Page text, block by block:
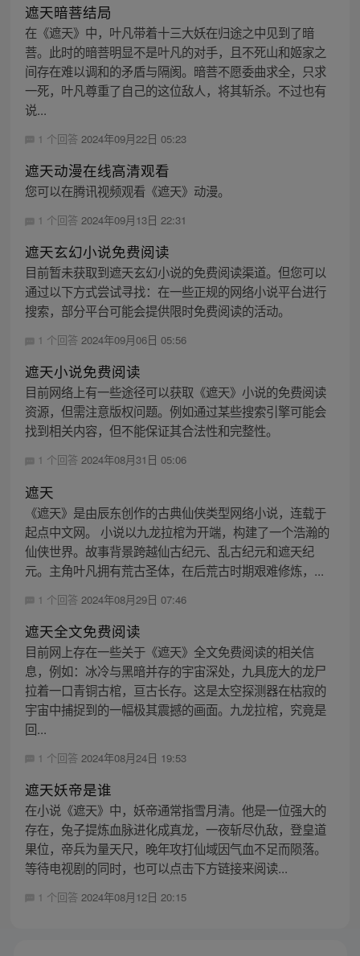
遮天暗菩结局
在《遮天》中，叶凡带着十三大妖在归途之中见到了暗
菩。此时的暗菩明显不是叶凡的对手，且不死山和姬家之
间存在难以调和的矛盾与隔阂。暗菩不愿委曲求全，只求
一死，叶凡尊重了自己的这位敌人，将其斩杀。不过也有
说...
1 个回答 2024年09月22日 05:23
遮天动漫在线高清观看
您可以在腾讯视频观看《遮天》动漫。
1 个回答 2024年09月13日 22:31
遮天玄幻小说免费阅读
目前暂未获取到遮天玄幻小说的免费阅读渠道。但您可以
通过以下方式尝试寻找：在一些正规的网络小说平台进行
搜索，部分平台可能会提供限时免费阅读的活动。
1 个回答 2024年09月06日 05:56
遮天小说免费阅读
目前网络上有一些途径可以获取《遮天》小说的免费阅读
资源，但需注意版权问题。例如通过某些搜索引擎可能会
找到相关内容，但不能保证其合法性和完整性。
1 个回答 2024年08月31日 05:06
遮天
《遮天》是由辰东创作的古典仙侠类型网络小说，连载于
起点中文网。 小说以九龙拉棺为开端，构建了一个浩瀚的
仙侠世界。故事背景跨越仙古纪元、乱古纪元和遮天纪
元。主角叶凡拥有荒古圣体，在后荒古时期艰难修炼，...
1 个回答 2024年08月29日 07:46
遮天全文免费阅读
目前网上存在一些关于《遮天》全文免费阅读的相关信
息，例如：冰冷与黑暗并存的宇宙深处，九具庞大的龙尸
拉着一口青铜古棺，亘古长存。这是太空探测器在枯寂的
宇宙中捕捉到的一幅极其震撼的画面。九龙拉棺，究竟是
回...
1 个回答 2024年08月24日 19:53
遮天妖帝是谁
在小说《遮天》中，妖帝通常指雪月清。他是一位强大的
存在，兔子提炼血脉进化成真龙，一夜斩尽仇敌，登皇道
果位，帝兵为量天尺，晚年攻打仙域因气血不足而陨落。
等待电视剧的同时，也可以点击下方链接来阅读...
1 个回答 2024年08月12日 20:15